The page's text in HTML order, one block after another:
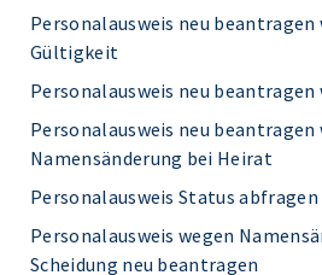
Personalausweis neu beantragen
Gültigkeit
Personalausweis neu
Personalausweis neu beantragen
Namensänderung bei Heirat
Personalausweis Status abfragen
Personalausweis wegen
Scheidung neu beantragen